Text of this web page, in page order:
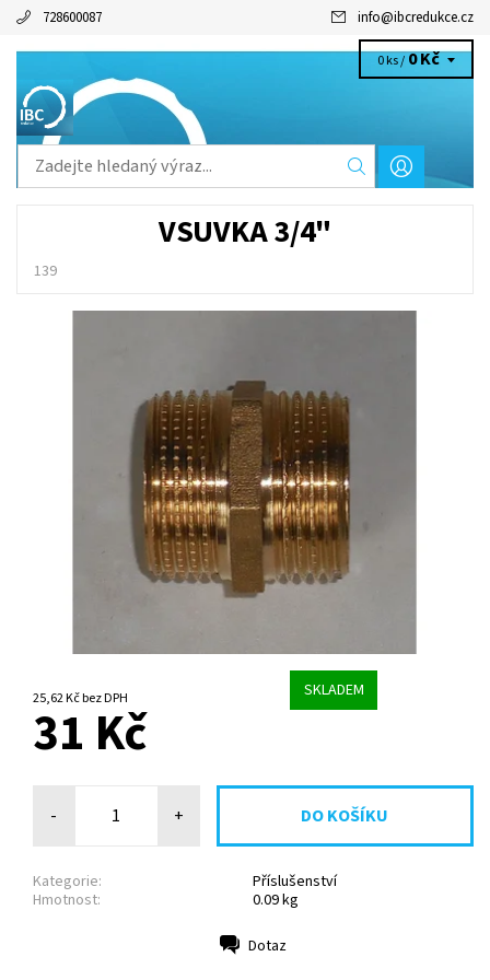
728600087 info@ibcredukce.cz
0 ks /0 Kč
VSUVKA 3/4"
139
25,62 Kč bez DPH SKLADEM
31 Kč
- +
Kategorie:
Příslušenství
Hmotnost:
0.09 kg
Dotaz